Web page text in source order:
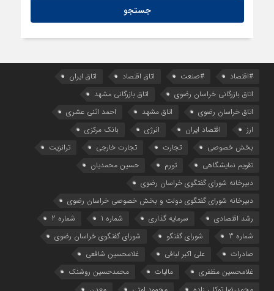
#اقتصاد #صنعت اتاق اقتصاد
اتاق ایران
اتاق بازرگانی خراسان رضوی
اتاق بازرگانی مشهد
اتاق خراسان رضوی
اتاق مشهد
احمد اثنی عشری
ارز
اقتصاد ایران انرژی
بانک مرکزی
بخش خصوصی
تجارت تجارت خارجی
ترانزیت
تقویم نمایشگاهی
تورم
حسین محمدیان
دبیرخانه شورای گفتگوی خراسان رضوی
دبیرخانه شورای گفتگوی دولت و بخش خصوصی خراسان رضوی
رشد اقتصادی
سرمایه گذاری شماره 1
شماره 2
شماره 3
شورای گفتگو
شورای گفتگوی خراسان رضوی
صادرات
علی اکبر لبافی
غلامحسین شافعی
غلامحسین مظفری
مالیات
محمدحسین روشنک